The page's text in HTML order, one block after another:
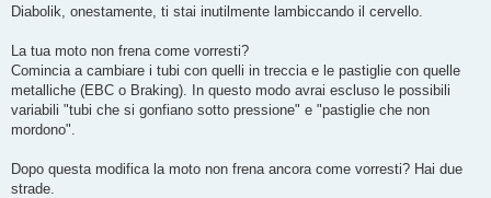
s
g
i
o
Diabolik, onestamente, ti stai inutilmente lambiccando il cervello.
La tua moto non frena come vorresti?
Comincia a cambiare i tubi con quelli in treccia e le pastiglie con quelle
metalliche (EBC o Braking). In questo modo avrai escluso le possibili
variabili "tubi che si gonfiano sotto pressione" e "pastiglie che non
mordono".
Dopo questa modifica la moto non frena ancora come vorresti? Hai due
strade.